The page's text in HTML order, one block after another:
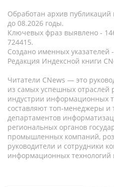
Обработан архив публикаций
до 08.2026 годы.
Ключевых фраз выявлено -
724415.
Создано именных указателей
Редакция Индексной книги
Читатели CNews — это
из самых успешных отраслей
индустрии информационных
составляют топ-менеджеры и
департаментов
региональных органов
промышленных компаний,
руководители и сотрудники
информационных технологий